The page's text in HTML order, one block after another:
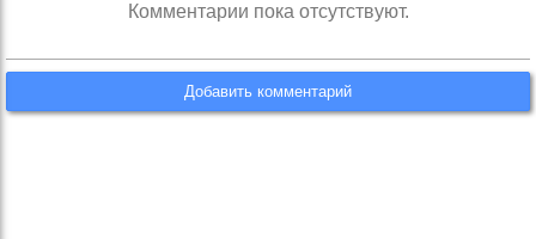
Комментарии пока отсутствуют.
Добавить комментарий